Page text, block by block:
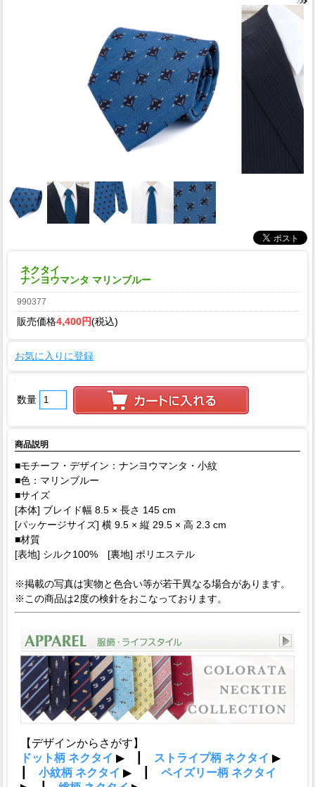
ネクタイ
ナンヨウマンタ マリンブルー
990377
販売価格4,400円(税込)
お気に入りに登録
数量
商品説明
■モチーフ・デザイン：ナンヨウマンタ・小紋
■色：マリンブルー
■サイズ
[本体] ブレイド幅 8.5 × 長さ 145 cm
[パッケージサイズ] 横 9.5 × 縦 29.5 × 高 2.3 cm
■材質
[表地] シルク100% [裏地] ポリエステル
※掲載の写真は実物と色合い等が若干異なる場合があります。
※この商品は2度の検針をおこなっております。